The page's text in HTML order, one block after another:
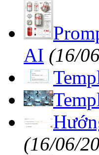
AI (16/
(16/06/